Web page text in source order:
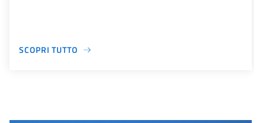
SCOPRI TUTTO